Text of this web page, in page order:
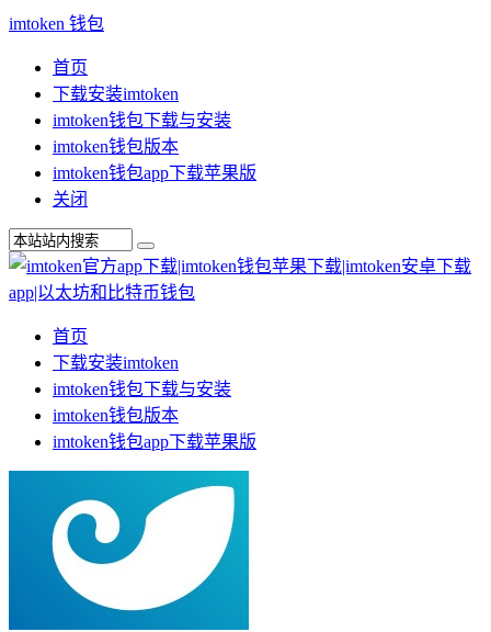
imtoken 钱包
首页
下载安装imtoken
imtoken钱包下载与安装
imtoken钱包版本
imtoken钱包app下载苹果版
关闭
首页
下载安装imtoken
imtoken钱包下载与安装
imtoken钱包版本
imtoken钱包app下载苹果版